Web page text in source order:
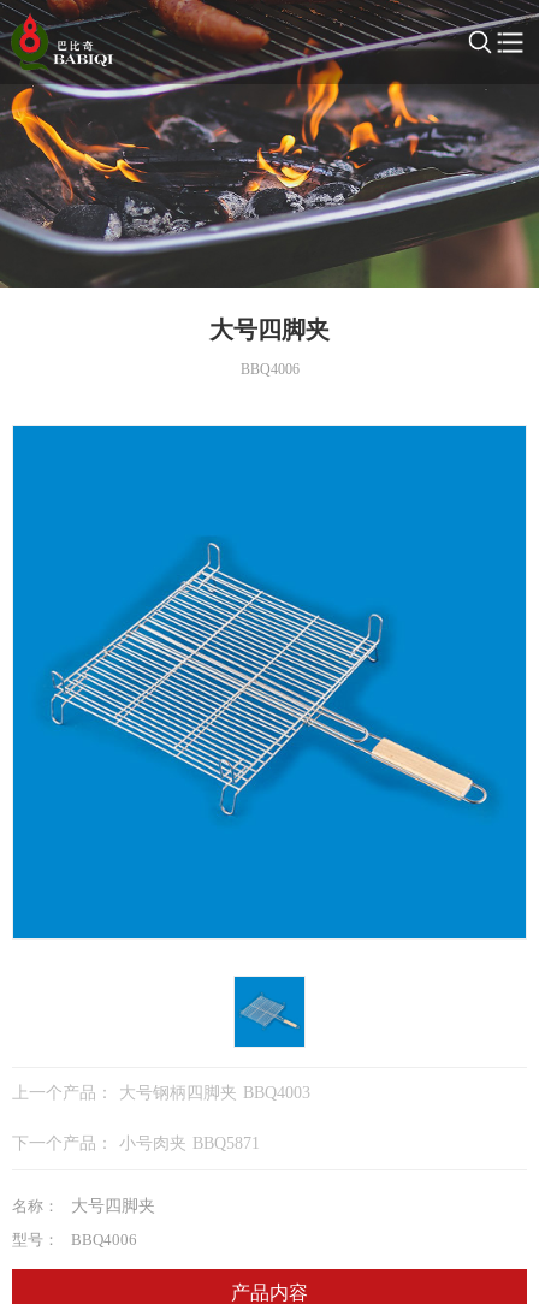
大号四脚夹
BBQ4006
上一个产品： 大号钢柄四脚夹 BBQ4003
下一个产品： 小号肉夹 BBQ5871
名称：
大号四脚夹
型号：
BBQ4006
产品内容